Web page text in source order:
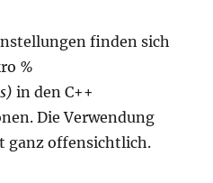
finden sich
%
in den C++
Die Verwendung
ganz offensichtlich.